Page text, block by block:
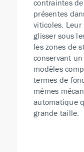
contraintes
présentes
viticoles.
glisser sous
les zones de
conservant
modèles
termes de
mêmes
automatique
grande taille.